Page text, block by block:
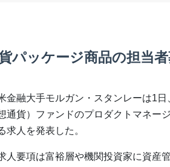
パッケージ商品の担当
金融大手モルガン・スタンレーは1日
通貨）ファンドのプロダクトマネー
求人を発表した。
人要項は富裕層や機関投資家に資産